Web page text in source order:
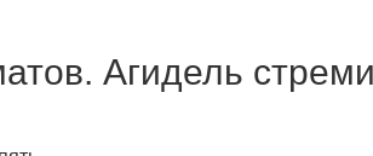
Агидель